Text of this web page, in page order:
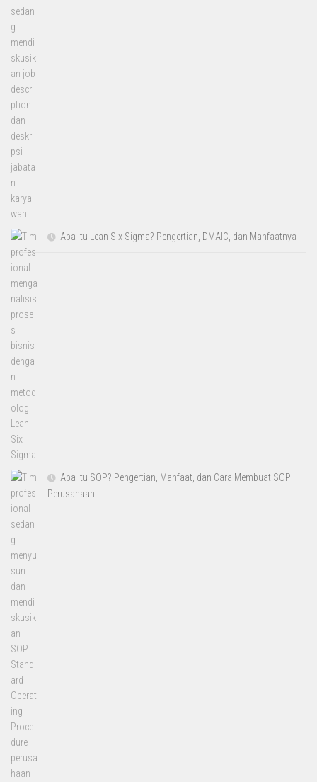
Apa Itu Lean Six Sigma? Pengertian, DMAIC, dan Manfaatnya
Apa Itu SOP? Pengertian, Manfaat, dan Cara Membuat SOP
Perusahaan